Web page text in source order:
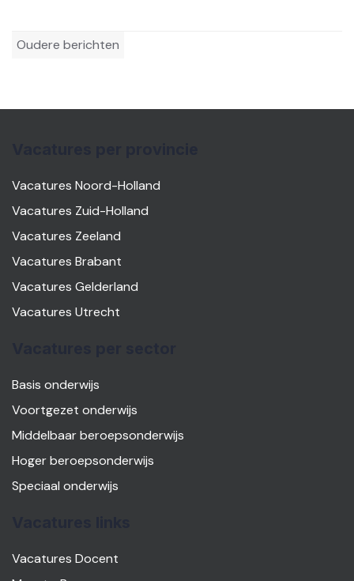
Berichtennavigatie
Oudere berichten
Vacatures Noord-Holland
Vacatures Zuid-Holland
Vacatures Zeeland
Vacatures Brabant
Vacatures Gelderland
Vacatures Utrecht
Basis onderwijs
Voortgezet onderwijs
Middelbaar beroepsonderwijs
Hoger beroepsonderwijs
Speciaal onderwijs
Vacatures Docent